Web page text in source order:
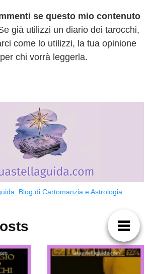
se questo mio contenuto
già utilizzi un diario dei tarocchi,
come lo utilizzi, la tua opinione
chi vorrà leggerla.
Blog di Cartomanzia e Astrologia